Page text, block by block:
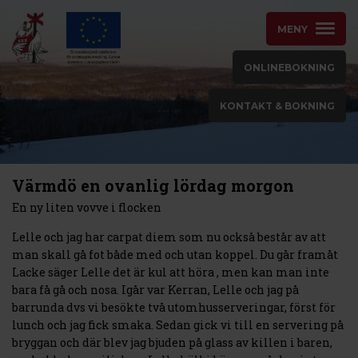
MENY
ONLINEBOKNING
KONTAKT & BOKNING
Värmdö en ovanlig lördag morgon
En ny liten vovve i flocken
Lelle och jag har carpat diem som nu också består av att
man skall gå fot både med och utan koppel. Du går framåt
Lacke säger Lelle det är kul att höra , men kan man inte
bara få gå och nosa. Igår var Kerran, Lelle och jag på
barrunda dvs vi besökte två utomhusserveringar, först för
lunch och jag fick smaka. Sedan gick vi till en servering på
bryggan och där blev jag bjuden på glass av killen i baren,